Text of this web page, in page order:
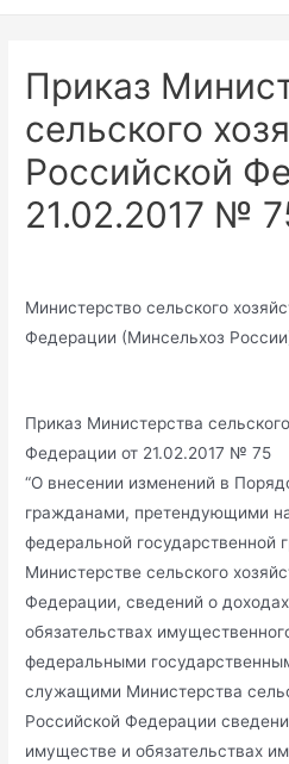
Приказ
сельского
Российской
21.02.2017 №
Министерство сельского
Федерации (Минсельхоз
Приказ Министерства
Федерации от 21.02.2017 № 75
“О внесении изменений в
гражданами, претендующими
федеральной государственной
Министерстве сельского
Федерации, сведений о
обязательствах
федеральными
служащими Министерства
Российской Федерации
имуществе и обязательствах